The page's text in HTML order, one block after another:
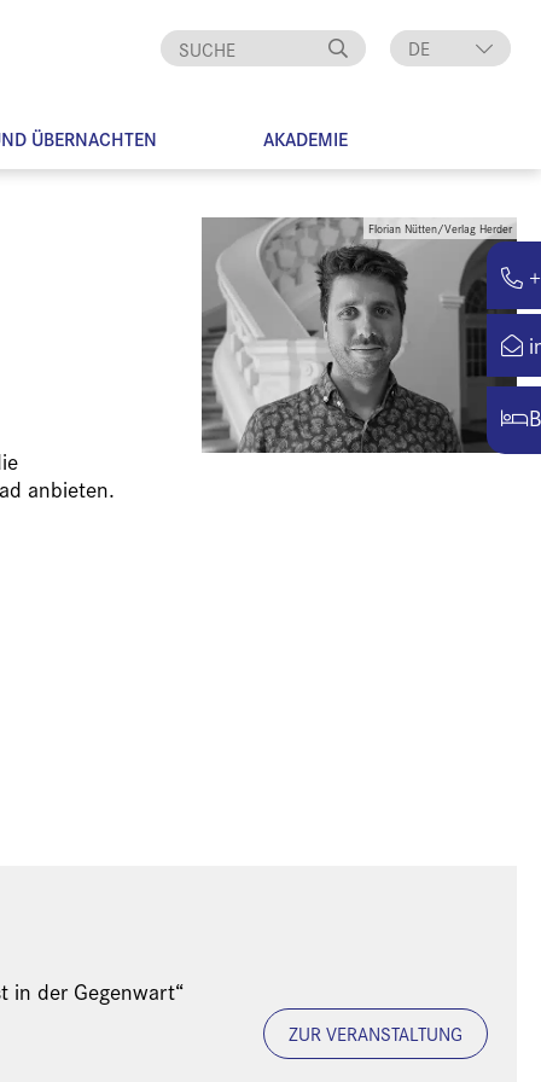
DE
ÜBERNACHTEN AKADEMIE
anbieten.
Florian Nütten/Verlag Herder
in der Gegenwart“
ZUR VERANSTALTUNG